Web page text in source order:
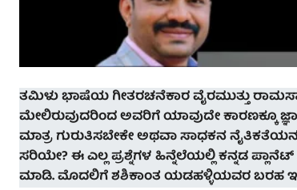
ತಮಿಳು ಭಾಷೆಯ ಗೀತರಚನೆಕಾರ ವೈರಮುತ್ತು
ಮೇಲಿರುವುದರಿಂದ ಅವರಿಗೆ ಯಾವುದೇ ಕಾರಣಕ್ಕೂ
ಮಾತ್ರ ಗುರುತಿಸಬೇಕೇ ಅಥವಾ ಸಾಧಕನ
ಸರಿಯೇ? ಈ ಎಲ್ಲ ಪ್ರಶ್ನೆಗಳಹಿನ್ನೆಲೆಯಲ್ಲಿ ಕನ್ನಡ ಪ್ಲಾನೆಟ್
ಮಾಡಿ. ಮೊದಲಿಗೆ ಶಶಿಕಾಂತ ಯಡಹಳ್ಳಿಯವರ ಬರಹ